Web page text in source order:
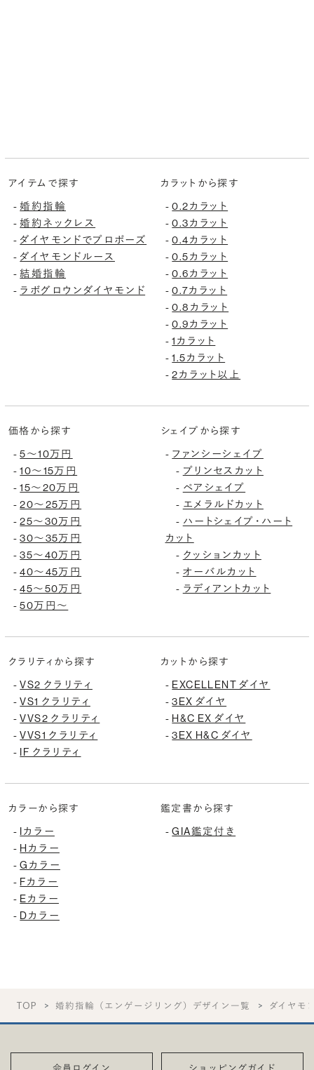
アイテムで探す
-婚約指輪
-婚約ネックレス
-ダイヤモンドでプロポーズ
-ダイヤモンドルース
-結婚指輪
- ラボグロウンダイヤモンド
カラットから探す
-0.2カラット
-0.3カラット
-0.4カラット
-0.5カラット
-0.6カラット
-0.7カラット
-0.8カラット
-0.9カラット
-1カラット
-1.5カラット
-2カラット以上
価格から探す
-5〜10万円
-10〜15万円
-15〜20万円
-20〜25万円
-25〜30万円
-30〜35万円
-35〜40万円
-40〜45万円
-45〜50万円
-50万円〜
シェイプから探す
- ファンシーシェイプ
- プリンセスカット
- ペアシェイプ
- エメラルドカット
- ハートシェイプ・ハート
カット
- クッションカット
- オーバルカット
- ラディアントカット
クラリティから探す
-VS2 クラリティ
-VS1 クラリティ
-VVS2 クラリティ
-VVS1 クラリティ
- IF クラリティ
カットから探す
- EXCELLENT ダイヤ
-3EX ダイヤ
- H&C EX ダイヤ
-3EX H&C ダイヤ
カラーから探す
- Iカラー
- Hカラー
-Gカラー
- Fカラー
- Eカラー
- Dカラー
鑑定書から探す
-GIA鑑定付き
TOP 婚約指輪（エンゲージリング）デザイン一覧 ダイヤモ